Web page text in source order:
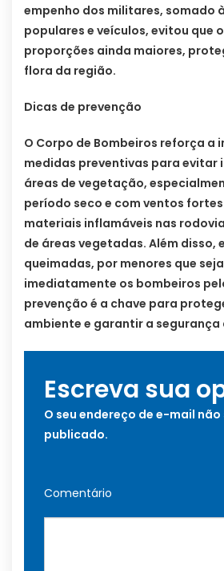
empenho dos militares, somado
populares e veículos, evitou que
proporções ainda maiores,
flora da região.
Dicas de prevenção
O Corpo de Bombeiros reforça a
medidas preventivas para evitar
áreas de vegetação,
período seco e com ventos
materiais inflamáveis nas
de áreas vegetadas. Além disso,
queimadas, por menores que
imediatamente os bombeiros
prevenção é a chave para
ambiente e garantir a segurança
Escreva sua
O seu endereço de e-mail não
publicado.
Comentário